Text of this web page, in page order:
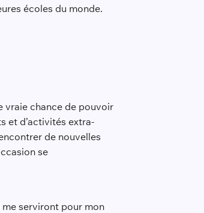
écoles du monde.
vraie chance de pouvoir
et d’activités extra-
de nouvelles
se
serviront pour mon